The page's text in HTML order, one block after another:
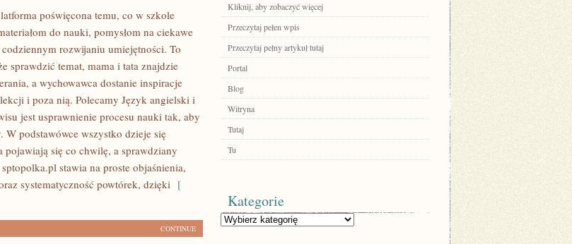
poświęcona temu, co w szkole
do nauki, pomysłom na ciekawe
rozwijaniu umiejętności. To
sprawdzić temat, mama i tata znajdzie
a wychowawca dostanie inspiracje
i poza nią. Polecamy Język angielski i
jest usprawnienie procesu nauki tak, aby
podstawówce wszystko dzieje się
pojawiają się co chwilę, a sprawdziany
stawia na proste objaśnienia,
systematyczność powtórek, dzięki [
CONTINUE
Kliknij, aby zobaczyć więcej
Przeczytaj pełen wpis
Przeczytaj pełny artykuł tutaj
Portal
Blog
Witryna
Tutaj
Tu
Kategorie
Kategorie